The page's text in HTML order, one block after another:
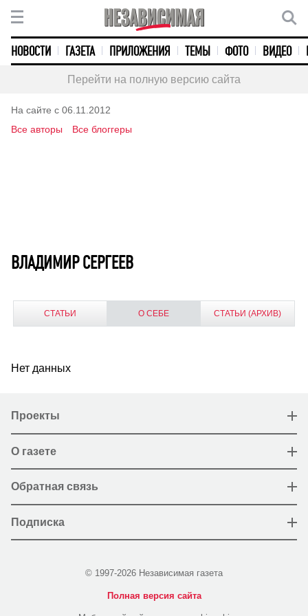
НОВОСТИ ГАЗЕТА ПРИЛОЖЕНИЯ ТЕМЫ ФОТО ВИДЕО
Перейти на полную версию сайта
На сайте с 06.11.2012
Все авторы
Все блоггеры
ВЛАДИМИР СЕРГЕЕВ
СТАТЬИ О СЕБЕ СТАТЬИ (АРХИВ)
Нет данных
Проекты
О газете
Обратная связь
Подписка
© 1997-2026 Независимая газета
Полная версия сайта